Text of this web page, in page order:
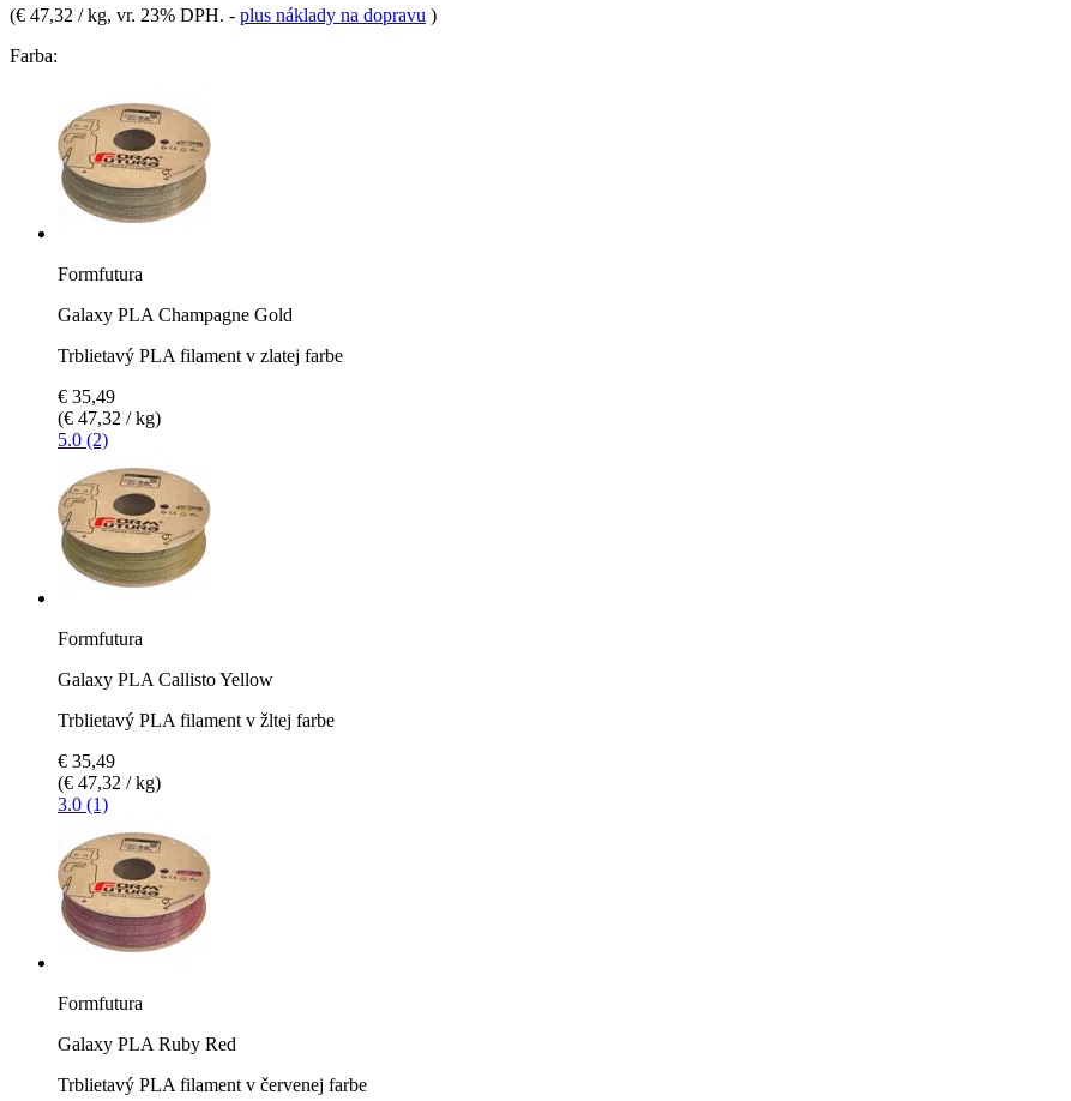
(€ 47,32 / kg, vr. 23% DPH. - plus náklady na dopravu )
Farba:
Formfutura
Galaxy PLA Champagne Gold
Trblietavý PLA filament v zlatej farbe
€ 35,49
(€ 47,32 / kg)
5.0 (2)
Formfutura
Galaxy PLA Callisto Yellow
Trblietavý PLA filament v žltej farbe
€ 35,49
(€ 47,32 / kg)
3.0 (1)
Formfutura
Galaxy PLA Ruby Red
Trblietavý PLA filament v červenej farbe